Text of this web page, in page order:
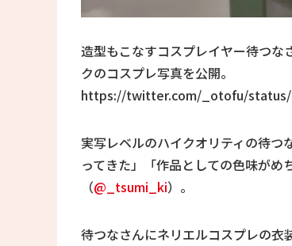
造型もこなすコスプレイヤー待つな
クのコスプレ写真を公開。
https://twitter.com/_otofu/status/
実写レベルのハイクオリティの待
ってきた」「作品としての色味が
（@_tsumi_ki）。
待つなさんにネリエルコスプレの衣